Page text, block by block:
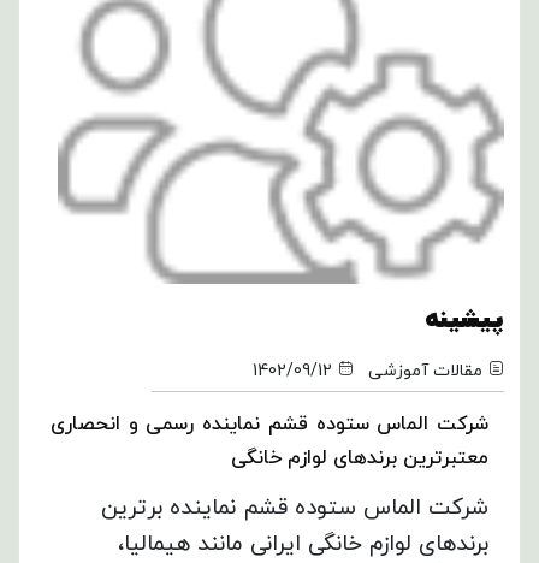
پیشینه
1402/09/12 مقالات آموزشی
شرکت الماس ستوده قشم نماینده رسمی و انحصاری
معتبرترین برندهای لوازم خانگی
شرکت الماس ستوده قشم نماینده برترین
برندهای لوازم خانگی ایرانی مانند هیمالیا،